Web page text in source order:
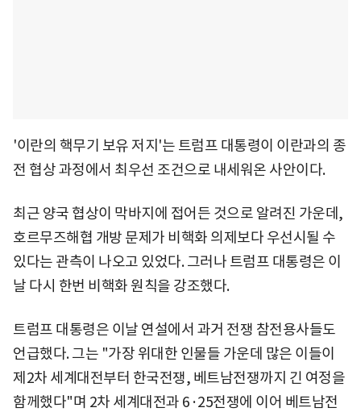
'이란의 핵무기 보유 저지'는 트럼프 대통령이 이란과의 종
전 협상 과정에서 최우선 조건으로 내세워온 사안이다.
최근 양국 협상이 막바지에 접어든 것으로 알려진 가운데,
호르무즈해협 개방 문제가 비핵화 의제보다 우선시될 수
있다는 관측이 나오고 있었다. 그러나 트럼프 대통령은 이
날 다시 한번 비핵화 원칙을 강조했다.
트럼프 대통령은 이날 연설에서 과거 전쟁 참전용사들도
언급했다. 그는 "가장 위대한 인물들 가운데 많은 이들이
제2차 세계대전부터 한국전쟁, 베트남전쟁까지 긴 여정을
함께했다"며 2차 세계대전과 6·25전쟁에 이어 베트남전